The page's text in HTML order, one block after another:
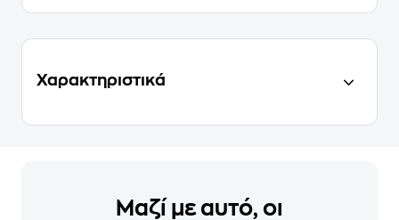
Χαρακτηριστικά
Μαζί με αυτό, οι